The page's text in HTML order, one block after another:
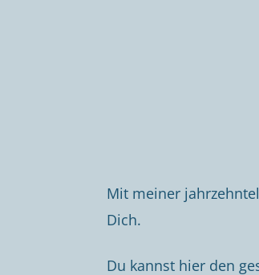
Mit meiner
Dich.
Du kannst hier den